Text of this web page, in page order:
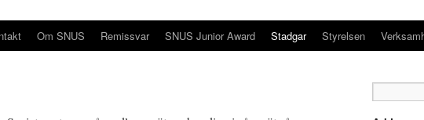
Om SNUS Remissvar SNUS Junior Award Stadgar Styrelsen